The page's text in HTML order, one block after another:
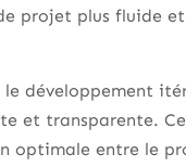
projet plus fluide
le développement
et transparente.
optimale entre le